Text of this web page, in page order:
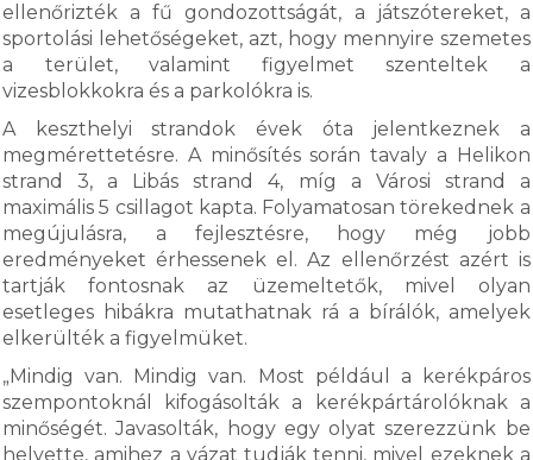
ellenőrizték a fű gondozottságát, a játszótereket, a
sportolási lehetőségeket, azt, hogy mennyire szemetes
a terület, valamint figyelmet szenteltek a
vizesblokkokra és a parkolókra is.
A keszthelyi strandok évek óta jelentkeznek a
megmérettetésre. A minősítés során tavaly a Helikon
strand 3, a Libás strand 4, míg a Városi strand a
maximális 5 csillagot kapta. Folyamatosan törekednek a
megújulásra, a fejlesztésre, hogy még jobb
eredményeket érhessenek el. Az ellenőrzést azért is
tartják fontosnak az üzemeltetők, mivel olyan
esetleges hibákra mutathatnak rá a bírálók, amelyek
elkerülték a figyelmüket.
„Mindig van. Mindig van. Most például a kerékpáros
szempontoknál kifogásolták a kerékpártárolóknak a
minőségét. Javasolták, hogy egy olyat szerezzünk be
helyette, amihez a vázat tudják tenni, mivel ezeknek a